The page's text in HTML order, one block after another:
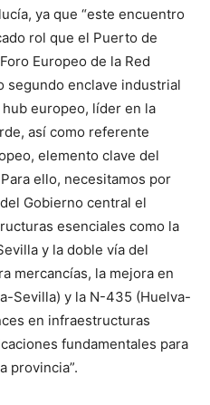
ya que “este encuentro
rol que el Puerto de
Europeo de la Red
segundo enclave industrial
europeo, líder en la
así como referente
elemento clave del
ello, necesitamos por
Gobierno central el
esenciales como la
y la doble vía del
mercancías, la mejora en
Sevilla) y la N-435 (Huelva-
en infraestructuras
fundamentales para
provincia”.